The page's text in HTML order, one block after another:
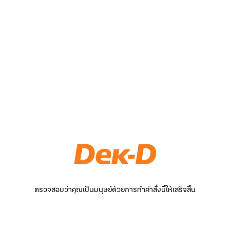
ตรวจสอบว่าคุณเป็นมนุษย์ด้วยการทำคำสั่งนี้ให้เสร็จสิ้น